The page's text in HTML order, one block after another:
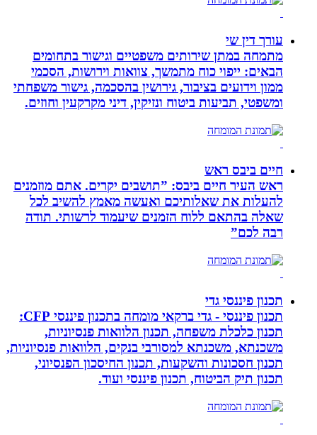
עורך דין שי
מתמחה במתן שירותים משפטיים וגישור בתחומים
הבאים: ייפוי כוח מתמשך, צוואות וירושות, הסכמי
ממון וידועים בציבור, גירושין בהסכמה, גישור משפחתי
ומשפטי, תביעות ביטוח ונזיקין, דיני מקרקעין וחוזים.
חיים ביבס ראש
ראש העיר חיים ביבס: ”תושבים יקרים. אתם מוזמנים
להעלות את שאלותיכם ואעשה מאמץ להשיב לכל
שאלה בהתאם ללוח הזמנים שיעמוד לרשותי. תודה
רבה לכם”
תכנון פיננסי גדי
תכנון פיננסי - גדי ברקאי מומחה בתכנון פיננסי CFP:
תכנון כלכלת משפחה, תכנון הלוואות פנסיוניות,
משכנתא, משכנתא למסורבי בנקים, הלוואות פנסיוניות,
תכנון חסכונות והשקעות, תכנון החיסכון הפנסיוני,
תכנון תיק הביטוח, תכנון פיננסי ועוד.